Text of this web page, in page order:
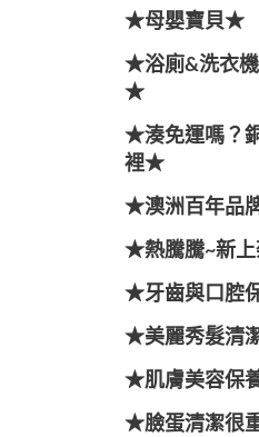
★母嬰寶貝★
★浴廁&洗衣
★
★湊免運嗎？
裡★
★澳洲百年品
★熱騰騰~新
★牙齒與口腔
★美麗秀髮清
★肌膚美容保
★臉蛋清潔很